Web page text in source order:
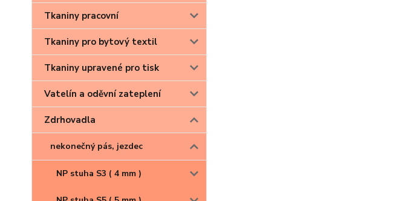
Tkaniny pracovní
Tkaniny pro bytový textil
Tkaniny upravené pro tisk
Vatelín a oděvní zateplení
Zdrhovadla
nekonečný pás, jezdec
NP stuha S3 ( 4 mm )